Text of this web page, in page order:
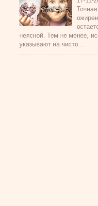
неясной. Тем не менее,
указывают на чисто...